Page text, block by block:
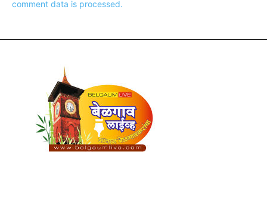
comment data is processed.